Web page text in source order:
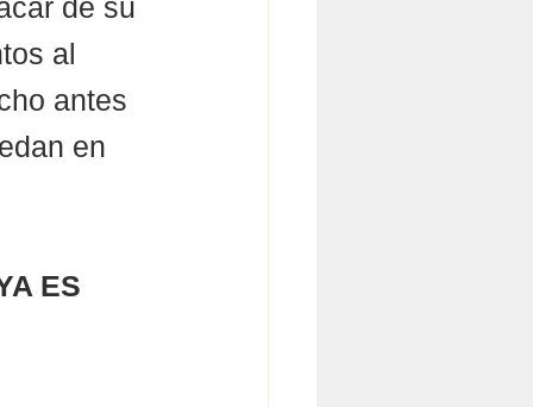
de su
al
antes
en
ES